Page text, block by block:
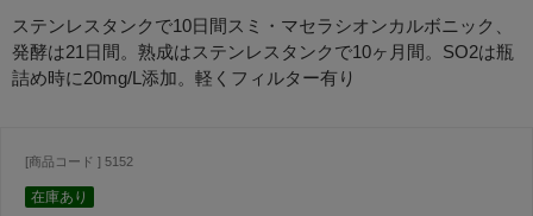
ステンレスタンクで10日間スミ・マセラシオンカルボニック、
発酵は21日間。熟成はステンレスタンクで10ヶ月間。SO2は瓶
詰め時に20mg/L添加。軽くフィルター有り
[商品コード ] 5152
在庫あり